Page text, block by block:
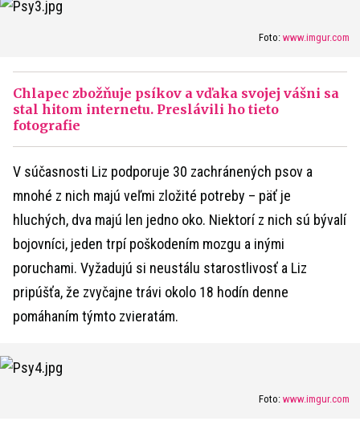
Foto: www.imgur.com
Chlapec zbožňuje psíkov a vďaka svojej vášni sa
stal hitom internetu. Preslávili ho tieto
fotografie
V súčasnosti Liz podporuje 30 zachránených psov a
mnohé z nich majú veľmi zložité potreby – päť je
hluchých, dva majú len jedno oko. Niektorí z nich sú bývalí
bojovníci, jeden trpí poškodením mozgu a inými
poruchami. Vyžadujú si neustálu starostlivosť a Liz
pripúšťa, že zvyčajne trávi okolo 18 hodín denne
pomáhaním týmto zvieratám.
Foto: www.imgur.com